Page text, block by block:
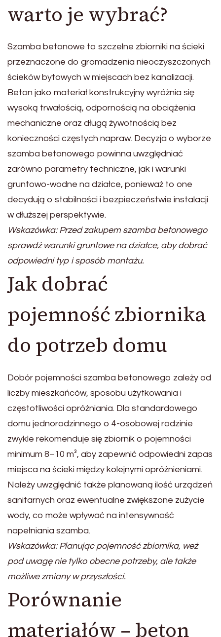
warto je wybrać?
Szamba betonowe to szczelne zbiorniki na ścieki
przeznaczone do gromadzenia nieoczyszczonych
ścieków bytowych w miejscach bez kanalizacji.
Beton jako materiał konstrukcyjny wyróżnia się
wysoką trwałością, odpornością na obciążenia
mechaniczne oraz długą żywotnością bez
konieczności częstych napraw. Decyzja o wyborze
szamba betonowego powinna uwzględniać
zarówno parametry techniczne, jak i warunki
gruntowo-wodne na działce, ponieważ to one
decydują o stabilności i bezpieczeństwie instalacji
w dłuższej perspektywie.
Wskazówka: Przed zakupem szamba betonowego
sprawdź warunki gruntowe na działce, aby dobrać
odpowiedni typ i sposób montażu.
Jak dobrać
pojemność zbiornika
do potrzeb domu
Dobór pojemności szamba betonowego zależy od
liczby mieszkańców, sposobu użytkowania i
częstotliwości opróżniania. Dla standardowego
domu jednorodzinnego o 4-osobowej rodzinie
zwykle rekomenduje się zbiornik o pojemności
minimum 8–10 m³, aby zapewnić odpowiedni zapas
miejsca na ścieki między kolejnymi opróżnieniami.
Należy uwzględnić także planowaną ilość urządzeń
sanitarnych oraz ewentualne zwiększone zużycie
wody, co może wpływać na intensywność
napełniania szamba.
Wskazówka: Planując pojemność zbiornika, weź
pod uwagę nie tylko obecne potrzeby, ale także
możliwe zmiany w przyszłości.
Porównanie
materiałów – beton